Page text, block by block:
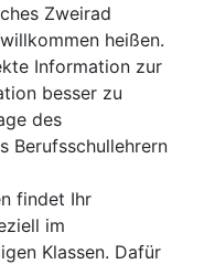
Zweirad
heißen.
Information zur
besser zu
des
Berufsschullehrern
findet Ihr
im
Klassen. Dafür